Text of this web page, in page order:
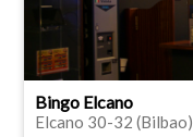
Bingo Elcano
Elcano 30-32 (Bilbao)